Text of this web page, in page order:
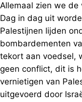
Allemaal zien we
Dag in dag uit
Palestijnen lijden
bombardementen
tekort aan voedsel,
geen conflict, dit is
vernietigen van
uitgevoerd door